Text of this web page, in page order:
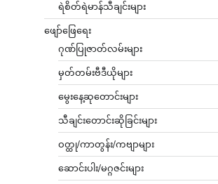
ရဲစိတ်ရဲမာန်သီချင်းများ
ဖျော်ဖြေရေး
ဂုဏ်ပြုဇာတ်လမ်းများ
မှတ်တမ်းဗီဒီယိုများ
မွေးနေ့ဆုတောင်းများ
သီချင်းတောင်းဆိုခြင်းများ
ဝတ္ထု/ကာတွန်း/ကဗျာများ
ဆောင်းပါး/မဂ္ဂဇင်းများ